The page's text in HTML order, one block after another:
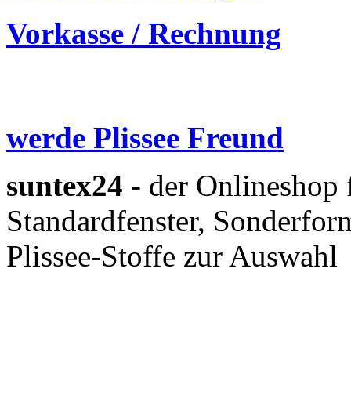
Vorkasse / Rechnung
werde Plissee Freund
suntex24 - der
Standardfenster,
Plissee-Stoffe zur Auswahl